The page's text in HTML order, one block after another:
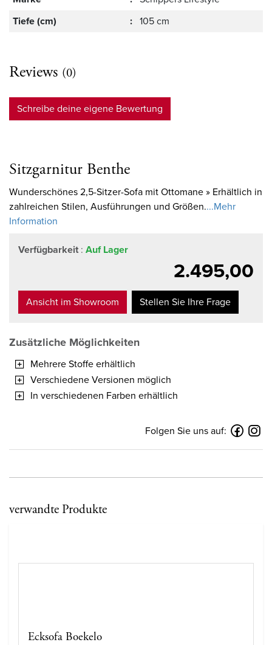
Tiefe (cm)
: 105 cm
Reviews (0)
Schreibe deine eigene Bewertung
Sitzgarnitur Benthe
Wunderschönes 2,5-Sitzer-Sofa mit Ottomane » Erhältlich in
zahlreichen Stilen, Ausführungen und Größen....Mehr
Information
Verfügbarkeit : Auf Lager
2.495,00
Ansicht im Showroom Stellen Sie Ihre Frage
Zusätzliche Möglichkeiten
Mehrere Stoffe erhältlich
Verschiedene Versionen möglich
In verschiedenen Farben erhältlich
Folgen Sie uns auf:
verwandte Produkte
Ecksofa Boekelo